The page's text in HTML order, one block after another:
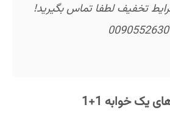
تخفیف لطفا تماس بگیرید!
یک خوابه 1+1